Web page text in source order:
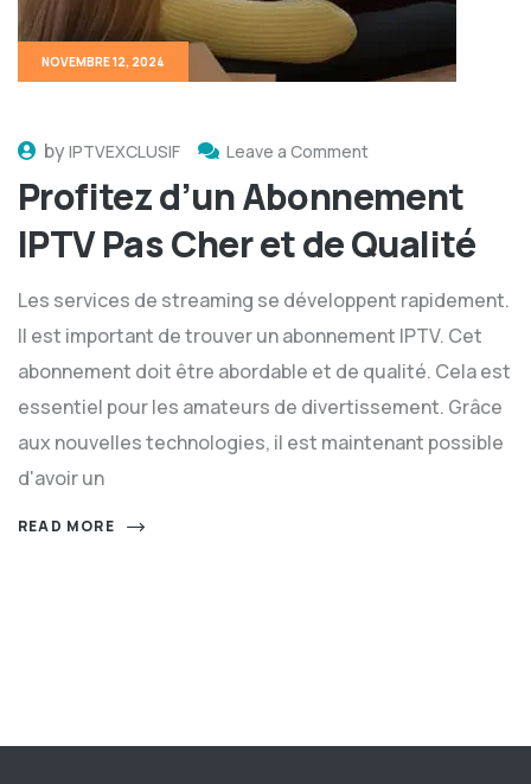
NOVEMBRE 12, 2024
byIPTVEXCLUSIF Leave a Comment
Profitez d’un Abonnement
IPTV Pas Cher et de Qualité
Les services de streaming se développent rapidement.
Il est important de trouver un abonnement IPTV. Cet
abonnement doit être abordable et de qualité. Cela est
essentiel pour les amateurs de divertissement. Grâce
aux nouvelles technologies, il est maintenant possible
d'avoir un
READ MORE